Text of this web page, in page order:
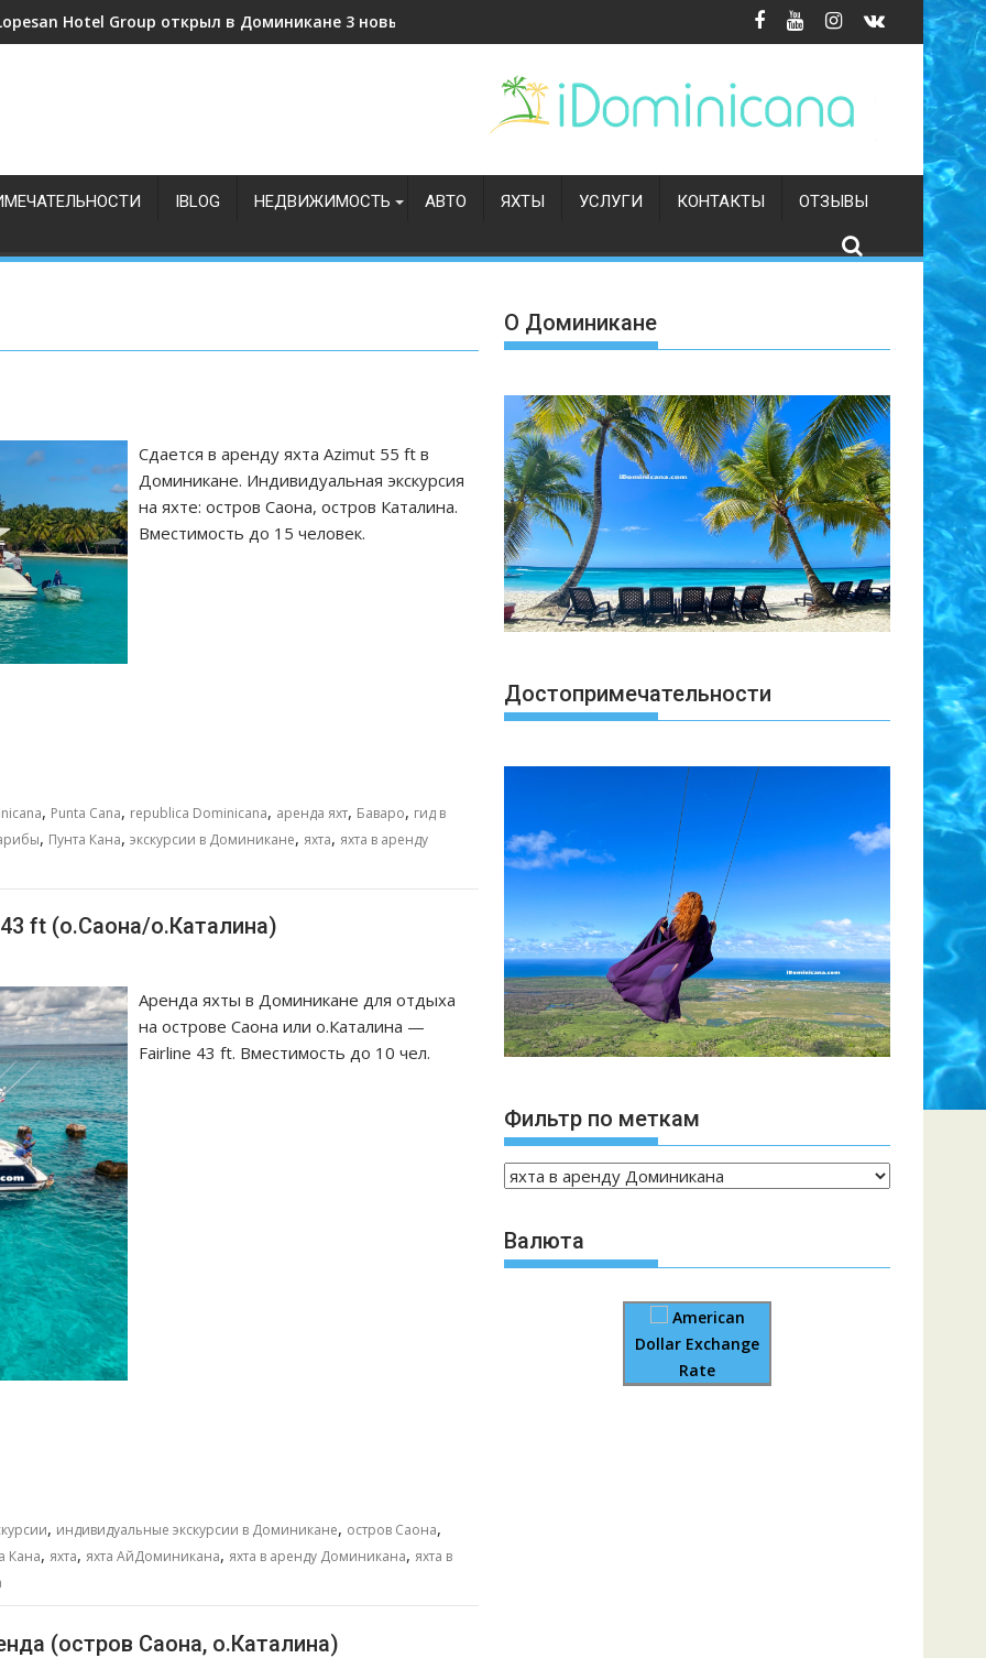
Hotel Group открыл в Доминикане 3 новых отеля
IBLOG НЕДВИЖИМОСТЬ АВТО ЯХТЫ УСЛУГИ КОНТАКТЫ ОТЗЫВЫ
Сдается в аренду яхта Azimut 55 ft в
Доминикане. Индивидуальная экскурсия
на яхте: остров Саона, остров Каталина.
Вместимость до 15 человек.
, Punta Cana, republica Dominicana, аренда яхт, Баваро, гид в
, Пунта Кана, экскурсии в Доминикане, яхта, яхта в аренду
ft (о.Саона/о.Каталина)
Аренда яхты в Доминикане для отдыха
на острове Саона или о.Каталина —
Fairline 43 ft. Вместимость до 10 чел.
, индивидуальные экскурсии в Доминикане, остров Саона,
Кана, яхта, яхта АйДоминикана, яхта в аренду Доминикана, яхта в
(остров Саона, о.Каталина)
О Доминикане
Достопримечательности
Фильтр по меткам
Валюта
American
Dollar Exchange
Rate